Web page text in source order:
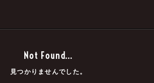
Not Found...
見つかりませんでした。
中古車